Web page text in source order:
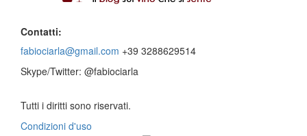
Contatti:
fabiociarla@gmail.com +39 3288629514
Skype/Twitter: @fabiociarla
Tutti i diritti sono riservati.
Condizioni d'uso